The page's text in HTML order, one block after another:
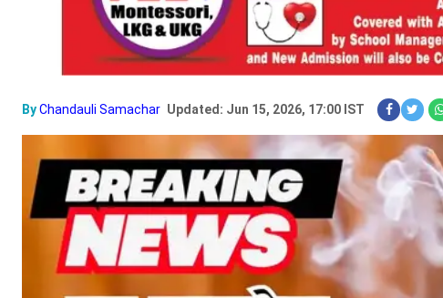
ByChandauli Samachar Updated: Jun 15, 2026, 17:00 IST